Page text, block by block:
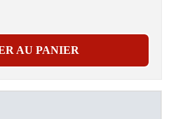
AU PANIER